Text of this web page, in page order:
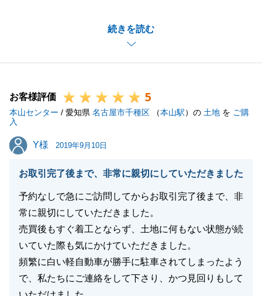
続きを読む
かったかと反省する所もございましたが、K様からの
とても良い取引ができたとのお言葉、大変うれしく思
います。
るのが当然かと思います。そのことを念頭に、少しで
もその不安を払しょくできる対応を今後も心がけてい
素敵なリフォームに仕上がっているかと思いますの
今後もお困りのことがございましたらお声掛け頂けれ
ばと思いますので、よろしくお願いいたします。
閉じる
お客様評価 5
本山センター / 愛知県 名古屋市千種区 （本山駅）の 土地 を ご購
入
Y様
Y様 2019年9月10日
お取引完了後まで、非常に親切にしていただきました
予約なしで急にご訪問してからお取引完了後まで、非
常に親切にしていただきました。
売買後もすぐ着工とならず、土地に何もない状態が続
いていた際も気にかけていただきました。
頻繁に白い軽自動車が勝手に駐車されてしまったよう
で、私たちにご連絡をして下さり、かつ見回りもして